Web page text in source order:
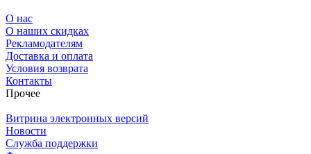
О нас
О наших скидках
Рекламодателям
Доставка и оплата
Условия возврата
Контакты
Прочее
Витрина электронных версий
Новости
Служба поддержки